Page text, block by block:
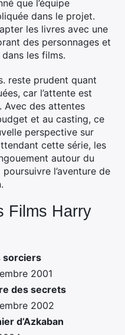
que l’équipe
dans le projet.
les livres avec une
des personnages et
les films.
reste prudent quant
car l’attente est
Avec des attentes
et au casting, ce
perspective sur
cette série, les
autour du
l’aventure de
Films Harry
sorciers
2001
des secrets
2002
d’Azkaban
×